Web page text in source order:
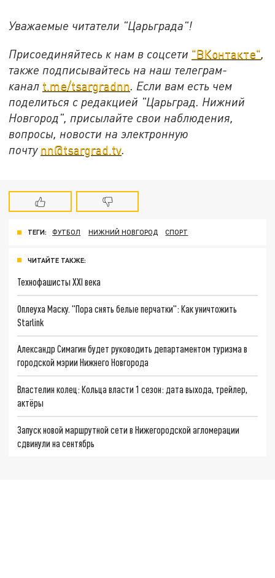
Уважаемые читатели "Царьграда"!
Присоединяйтесь к нам в соцсети "ВКонтакте",
также подписывайтесь на наш телеграм-
канал t.me/tsargradnn. Если вам есть чем
поделиться с редакцией "Царьград. Нижний
Новгород", присылайте свои наблюдения,
вопросы, новости на электронную
почту nn@tsargrad.tv.
ТЕГИ: ФУТБОЛ НИЖНИЙ НОВГОРОД СПОРТ
ЧИТАЙТЕ ТАКЖЕ:
Технофашисты XXI века
Оплеуха Маску. "Пора снять белые перчатки": Как уничтожить
Starlink
Александр Симагин будет руководить департаментом туризма в
городской мэрии Нижнего Новгорода
Властелин колец: Кольца власти 1 сезон: дата выхода, трейлер,
актёры
Запуск новой маршрутной сети в Нижегородской агломерации
сдвинули на сентябрь